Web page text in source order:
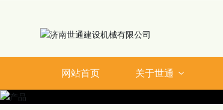
网站首页 关于世通